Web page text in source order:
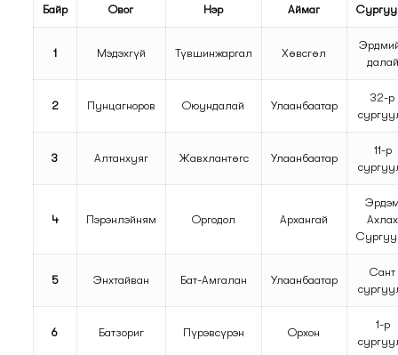
Байр Овог Нэр Аймаг
1 Мэдэхгүй Түвшинжаргал Хөвсгөл
далай
2 Пунцагноров Оюундалай Улаанбаатар
32-р
3 Алтанхуяг Жавхлантөгс Улаанбаатар
11-р
4 Пэрэнлэйням Оргодол Архангай
Ахлах
5 Энхтайван Бат-Амгалан Улаанбаатар
Сант
6 Батзориг Пүрэвсүрэн Орхон
1-р